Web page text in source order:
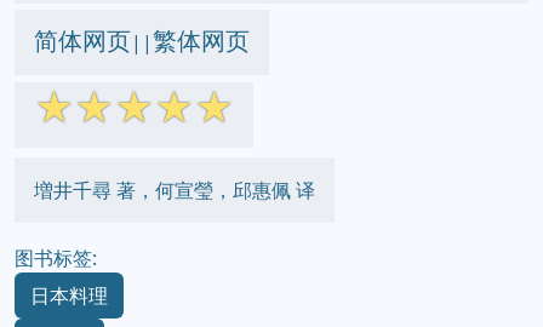
简体网页||繁体网页
☆☆☆☆☆
増井千尋 著，何宣瑩，邱惠佩 译
图书标签:
日本料理